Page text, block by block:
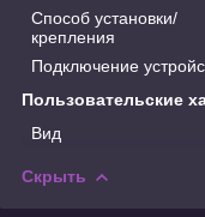
Способ установки/
крепления
Подключение
Пользовательские
Вид
Скрыть